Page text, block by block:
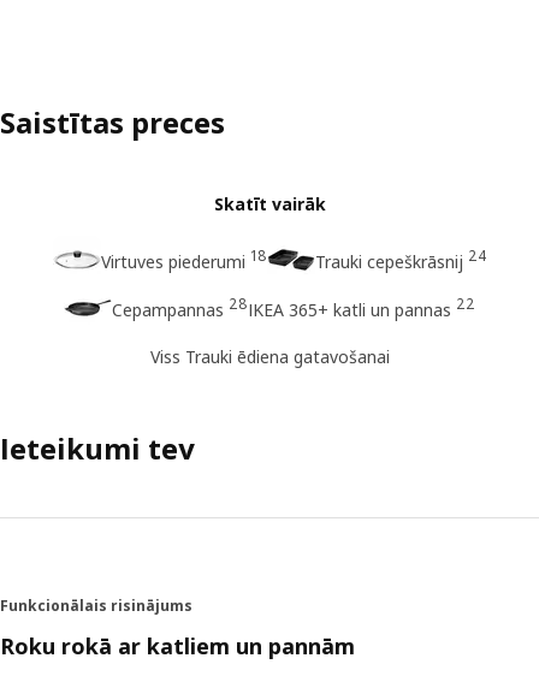
Saistītas preces
Skatīt vairāk
Virtuves piederumi 18 Trauki cepeškrāsnij 24
Cepampannas 28IKEA 365+ katli un pannas 22
Viss Trauki ēdiena gatavošanai
Ieteikumi tev
Funkcionālais risinājums
Roku rokā ar katliem un pannām